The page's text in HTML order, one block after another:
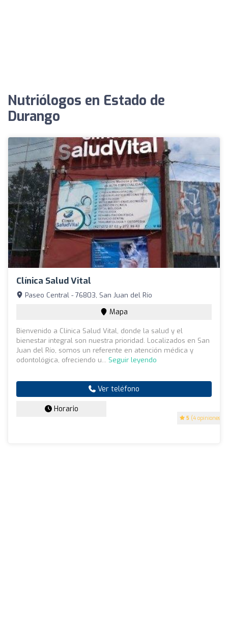
Nutriólogos en Estado de
Durango
Clínica Salud Vital
5 (4 opiniones)
Paseo Central - 76803, San Juan del Río
Mapa
Bienvenido a Clínica Salud Vital, donde la salud y el
bienestar integral son nuestra prioridad. Localizados en San
Juan del Río, somos un referente en atención médica y
odontológica, ofreciendo u... Seguir leyendo
Ver teléfono
Horario